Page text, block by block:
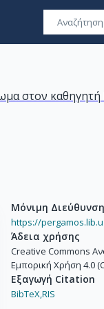
στον καθηγητή
Μόνιμη Διεύθυνση
https://
Άδεια χρήσης
Creative Commons
Εμπορική Χρήση 4.0
Εξαγωγή Citation
BibTeX,RIS